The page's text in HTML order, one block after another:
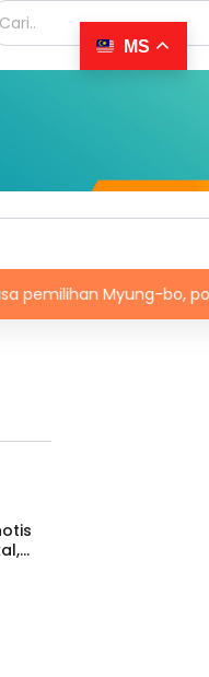
bo, polis gempur
MS